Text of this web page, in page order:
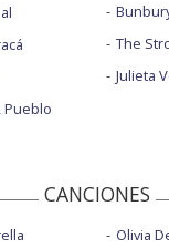
Pueblo
The
Julieta
CANCIONES
Olivia